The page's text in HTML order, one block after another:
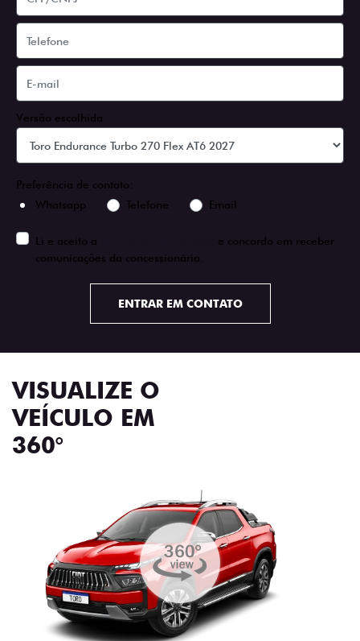
Versão escolhida
Preferência de contato:
Whatsapp
Telefone Email
Li e aceito a
e concordo em receber
comunicações da concessionária.
ENTRAR EM CONTATO
VISUALIZE O
VEÍCULO EM
360°